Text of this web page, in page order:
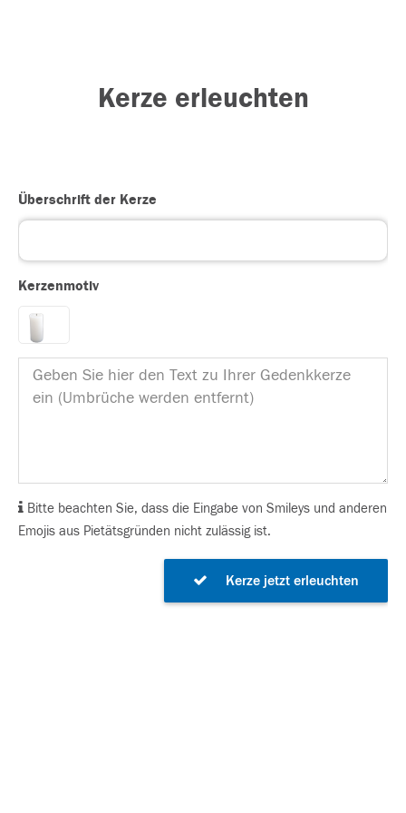
Kerze erleuchten
Überschrift der Kerze
Kerzenmotiv
Bitte beachten Sie, dass die Eingabe von Smileys und anderen
Emojis aus Pietätsgründen nicht zulässig ist.
Kerze jetzt erleuchten